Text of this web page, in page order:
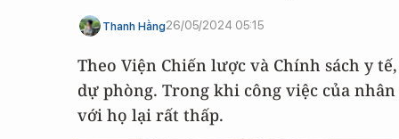
Thanh Hằng26/05/2024 05:15
Theo Viện Chiến lược và Chính sách y
dự phòng. Trong khi công việc của
với họ lại rất thấp.